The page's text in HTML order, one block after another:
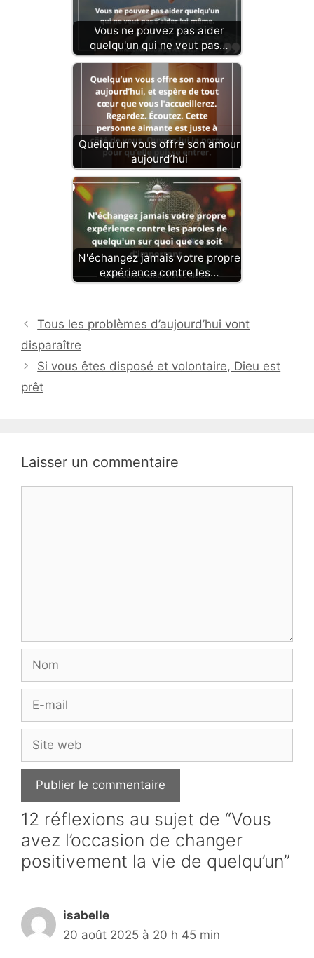
Vous ne pouvez pas aider
quelqu'un qui ne veut pas…
Quelqu’un vous offre son amour
aujourd’hui
N'échangez jamais votre propre
expérience contre les…
Tous les problèmes d’aujourd’hui vont
disparaître
Si vous êtes disposé et volontaire, Dieu est
prêt
Laisser un commentaire
mail
web
12 réflexions au sujet de “Vous
avez l’occasion de changer
positivement la vie de quelqu’un”
isabelle
20 août 2025 à 20 h 45 min